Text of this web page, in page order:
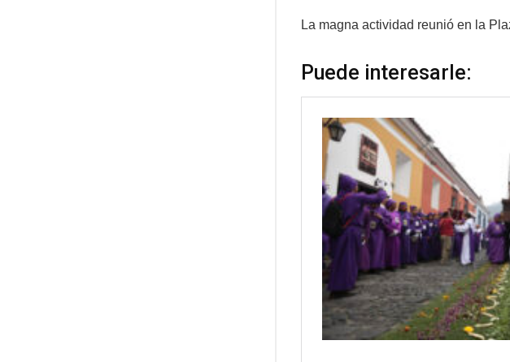
La magna actividad reunió en la
Puede interesarle: